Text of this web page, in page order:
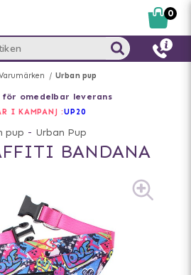
Urban pup
omedelbar leverans
I KAMPANJ :UP20
pup - Urban Pup
BANDANA
0